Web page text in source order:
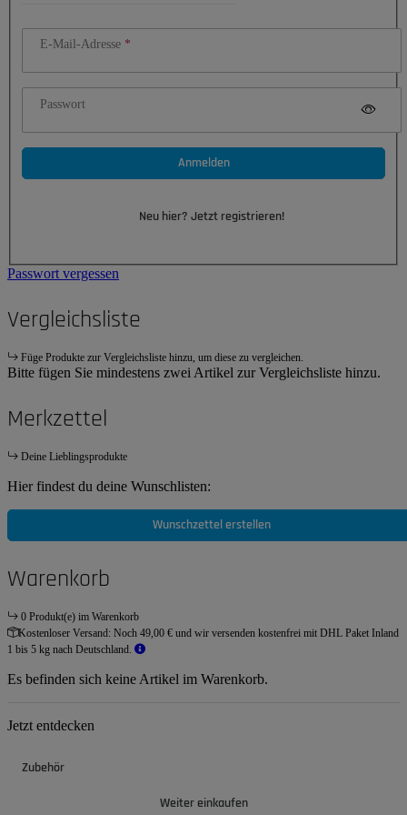
E-Mail-Adresse
Passwort
Anmelden
Neu hier? Jetzt registrieren!
Passwort vergessen
Vergleichsliste
Füge Produkte zur Vergleichsliste hinzu, um diese zu vergleichen.
Bitte fügen Sie mindestens zwei Artikel zur Vergleichsliste hinzu.
Merkzettel
Deine Lieblingsprodukte
Hier findest du deine Wunschlisten:
Wunschzettel erstellen
Warenkorb
0 Produkt(e) im Warenkorb
Kostenloser Versand: Noch 49,00 € und wir versenden kostenfrei mit DHL Paket Inland
1 bis 5 kg nach Deutschland.
Es befinden sich keine Artikel im Warenkorb.
Jetzt entdecken
Zubehör
Weiter einkaufen